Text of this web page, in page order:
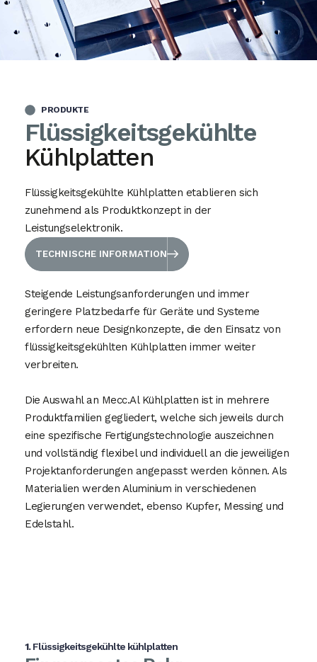
PRODUKTE
Flüssigkeitsgekühlte
Kühlplatten
Flüssigkeitsgekühlte Kühlplatten etablieren sich
zunehmend als Produktkonzept in der
Leistungselektronik.
TECHNISCHE INFORMATION
Steigende Leistungsanforderungen und immer
geringere Platzbedarfe für Geräte und Systeme
erfordern neue Designkonzepte, die den Einsatz von
flüssigkeitsgekühlten Kühlplatten immer weiter
verbreiten.
Die Auswahl an Mecc.Al Kühlplatten ist in mehrere
Produktfamilien gegliedert, welche sich jeweils durch
eine spezifische Fertigungstechnologie auszeichnen
und vollständig flexibel und individuell an die jeweiligen
Projektanforderungen angepasst werden können. Als
Materialien werden Aluminium in verschiedenen
Legierungen verwendet, ebenso Kupfer, Messing und
Edelstahl.
1.Flüssigkeitsgekühlte kühlplatten